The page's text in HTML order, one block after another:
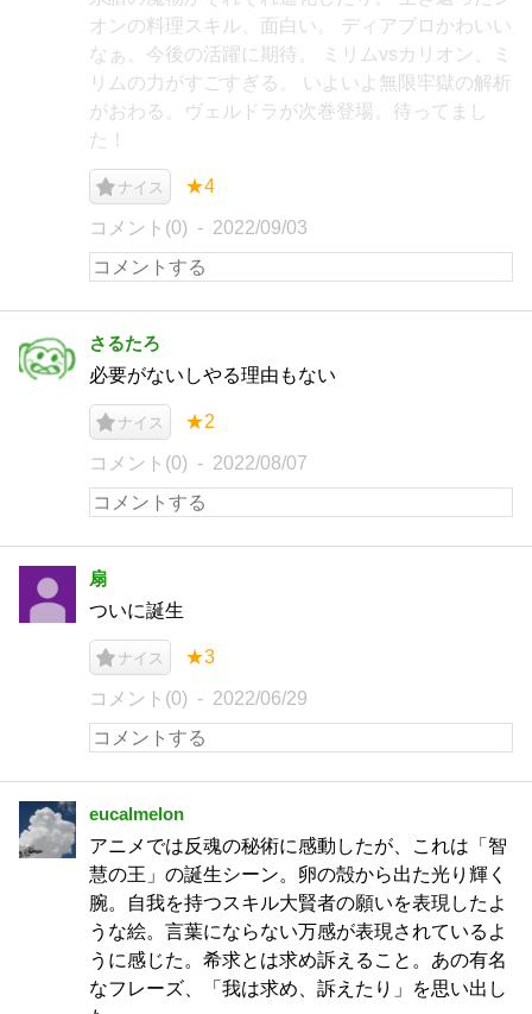
オンの料理スキル、面白い。 ディアブロかわいい
なぁ。今後の活躍に期待。 ミリムvsカリオン、ミ
リムの力がすごすぎる。 いよいよ無限牢獄の解析
がおわる。ヴェルドラが次巻登場。待ってまし
た！
ナイス ★4
コメント(0) 2022/09/03
さるたろ
必要がないしやる理由もない
ナイス ★2
コメント(0) 2022/08/07
扇
ついに誕生
ナイス ★3
コメント(0) 2022/06/29
eucalmelon
アニメでは反魂の秘術に感動したが、これは「智
慧の王」の誕生シーン。卵の殻から出た光り輝く
腕。自我を持つスキル大賢者の願いを表現したよ
うな絵。言葉にならない万感が表現されているよ
うに感じた。希求とは求め訴えること。あの有名
なフレーズ、「我は求め、訴えたり」を思い出し